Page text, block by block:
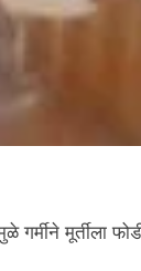
गर्मीने